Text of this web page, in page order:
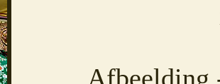
Afbeelding